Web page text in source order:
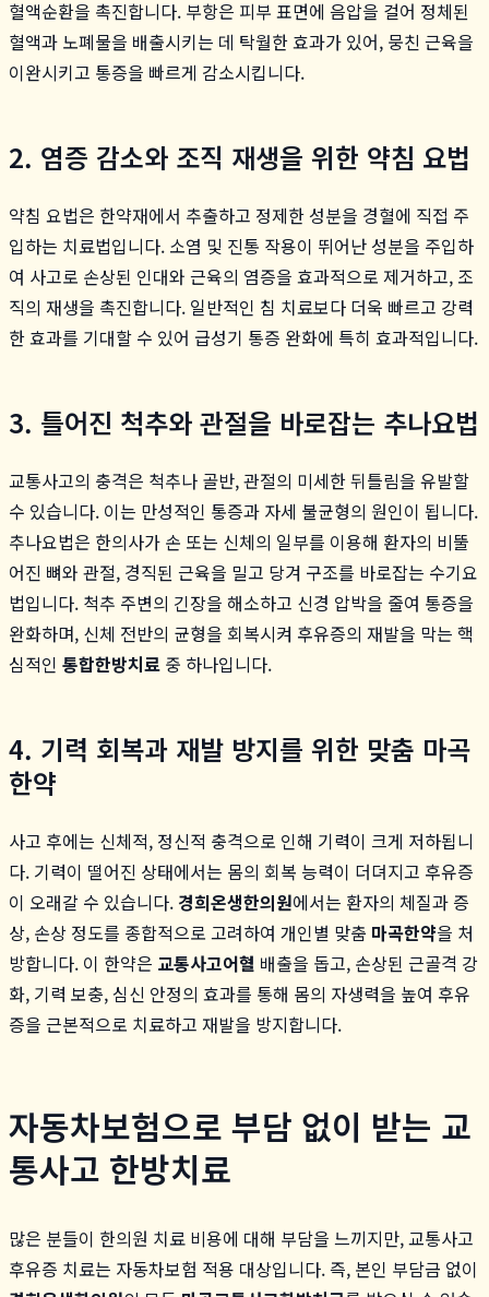
혈액순환을 촉진합니다. 부항은 피부 표면에 음압을 걸어 정체된
혈액과 노폐물을 배출시키는 데 탁월한 효과가 있어, 뭉친 근육을
이완시키고 통증을 빠르게 감소시킵니다.
2. 염증 감소와 조직 재생을 위한 약침 요법
약침 요법은 한약재에서 추출하고 정제한 성분을 경혈에 직접 주
입하는 치료법입니다. 소염 및 진통 작용이 뛰어난 성분을 주입하
여 사고로 손상된 인대와 근육의 염증을 효과적으로 제거하고, 조
직의 재생을 촉진합니다. 일반적인 침 치료보다 더욱 빠르고 강력
한 효과를 기대할 수 있어 급성기 통증 완화에 특히 효과적입니다.
3. 틀어진 척추와 관절을 바로잡는 추나요법
교통사고의 충격은 척추나 골반, 관절의 미세한 뒤틀림을 유발할
수 있습니다. 이는 만성적인 통증과 자세 불균형의 원인이 됩니다.
추나요법은 한의사가 손 또는 신체의 일부를 이용해 환자의 비뚤
어진 뼈와 관절, 경직된 근육을 밀고 당겨 구조를 바로잡는 수기요
법입니다. 척추 주변의 긴장을 해소하고 신경 압박을 줄여 통증을
완화하며, 신체 전반의 균형을 회복시켜 후유증의 재발을 막는 핵
심적인 통합한방치료 중 하나입니다.
4. 기력 회복과 재발 방지를 위한 맞춤 마곡
한약
사고 후에는 신체적, 정신적 충격으로 인해 기력이 크게 저하됩니
다. 기력이 떨어진 상태에서는 몸의 회복 능력이 더뎌지고 후유증
이 오래갈 수 있습니다. 경희온생한의원에서는 환자의 체질과 증
상, 손상 정도를 종합적으로 고려하여 개인별 맞춤 마곡한약을 처
방합니다. 이 한약은 교통사고어혈 배출을 돕고, 손상된 근골격 강
화, 기력 보충, 심신 안정의 효과를 통해 몸의 자생력을 높여 후유
증을 근본적으로 치료하고 재발을 방지합니다.
자동차보험으로 부담 없이 받는 교
통사고 한방치료
많은 분들이 한의원 치료 비용에 대해 부담을 느끼지만, 교통사고
후유증 치료는 자동차보험 적용 대상입니다. 즉, 본인 부담금 없이